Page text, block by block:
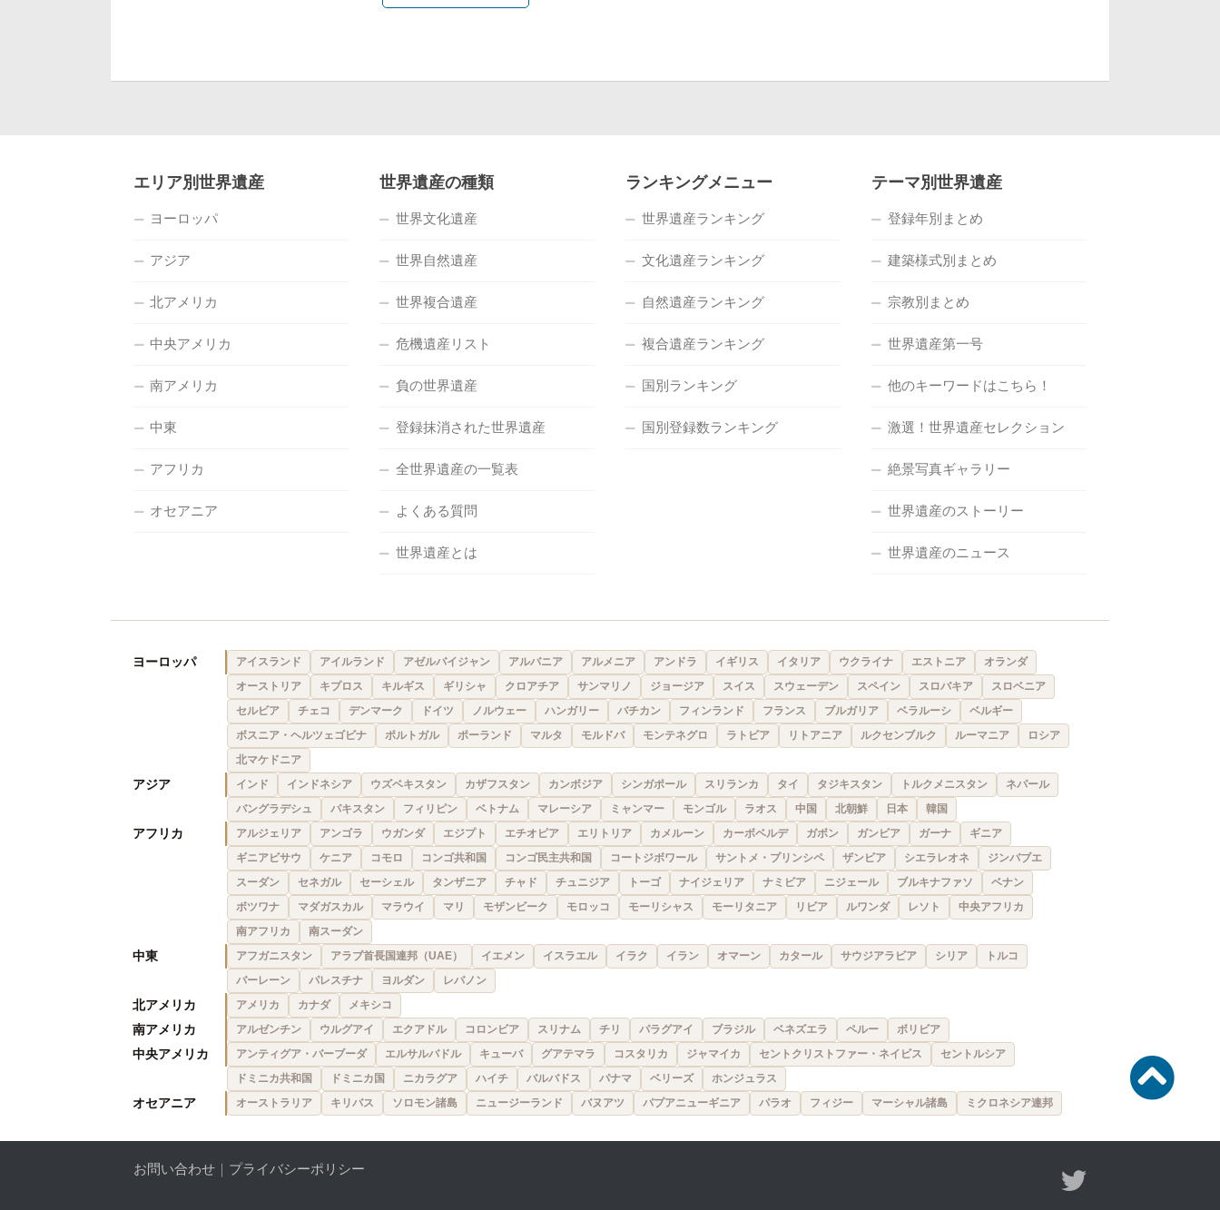
エリア別世界遺産
ヨーロッパ
アジア
北アメリカ
中央アメリカ
南アメリカ
中東
アフリカ
オセアニア
世界遺産の種類
世界文化遺産
世界自然遺産
世界複合遺産
危機遺産リスト
負の世界遺産
登録抹消された世界遺産
全世界遺産の一覧表
よくある質問
世界遺産とは
ランキングメニュー
世界遺産ランキング
文化遺産ランキング
自然遺産ランキング
複合遺産ランキング
国別ランキング
国別登録数ランキング
テーマ別世界遺産
登録年別まとめ
建築様式別まとめ
宗教別まとめ
世界遺産第一号
他のキーワードはこちら！
激選！世界遺産セレクション
絶景写真ギャラリー
世界遺産のストーリー
世界遺産のニュース
ヨーロッパ アイスランド アイルランド アゼルバイジャン アルバニア アルメニア アンドラ イギリス イタリア ウクライナ エストニア
オランダ
オーストリア
キプロス キルギス ギリシャ クロアチア サンマリノ ジョージア スイス スウェーデン スペイン スロバキア
スロベニア
セルビア
チェコ デンマーク ドイツ ノルウェー ハンガリー バチカン フィンランド フランス ブルガリア ベラルーシ
ベルギー
ボスニア・ヘルツェゴビナ
ポルトガル ポーランド マルタ モルドバ モンテネグロ ラトビア リトアニア ルクセンブルク ルーマニア
ロシア
北マケドニア
アジア インド インドネシア ウズベキスタン カザフスタン カンボジア シンガポール スリランカ タイ タジキスタン トルクメニスタン
ネパール
バングラデシュ
パキスタン フィリピン ベトナム マレーシア ミャンマー モンゴル ラオス 中国 北朝鮮 日本 韓国
アフリカ アルジェリア アンゴラ ウガンダ エジプト エチオピア エリトリア カメルーン カーボベルデ ガボン ガンビア ガーナ
ギニア
ギニアビサウ
ケニア コモロ コンゴ共和国 コンゴ民主共和国 コートジボワール サントメ・プリンシペ ザンビア シエラレオネ
ジンバブエ
スーダン
セネガル セーシェル タンザニア チャド チュニジア トーゴ ナイジェリア ナミビア ニジェール ブルキナファソ
ベナン
ボツワナ
マダガスカル マラウイ マリ モザンビーク モロッコ モーリシャス モーリタニア リビア ルワンダ レソト
中央アフリカ
南アフリカ
南スーダン
中東 アフガニスタン アラブ首長国連邦（UAE） イエメン イスラエル イラク イラン オマーン カタール サウジアラビア シリア
トルコ
バーレーン
パレスチナ ヨルダン レバノン
北アメリカ アメリカ カナダ メキシコ
南アメリカ アルゼンチン ウルグアイ エクアドル コロンビア スリナム チリ パラグアイ ブラジル ベネズエラ ペルー ボリビア
中央アメリカ アンティグア・バーブーダ エルサルバドル キューバ グアテマラ コスタリカ ジャマイカ セントクリストファー・ネイビス
セントルシア
ドミニカ共和国
ドミニカ国 ニカラグア ハイチ バルバドス パナマ ベリーズ ホンジュラス
オセアニア オーストラリア キリバス ソロモン諸島 ニュージーランド バヌアツ パプアニューギニア パラオ フィジー マーシャル諸島 ミクロネシア連邦
お問い合わせ プライバシーポリシー